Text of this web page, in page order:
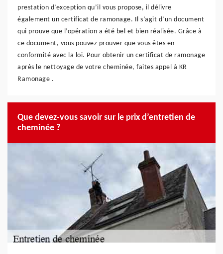
prestation d’exception qu’il vous propose, il délivre
également un certificat de ramonage. Il s’agit d’un document
qui prouve que l’opération a été bel et bien réalisée. Grâce à
ce document, vous pouvez prouver que vous êtes en
conformité avec la loi. Pour obtenir un certificat de ramonage
après le nettoyage de votre cheminée, faites appel à KR
Ramonage .
Que devez-vous savoir sur le prix d’entretien de
cheminée ?